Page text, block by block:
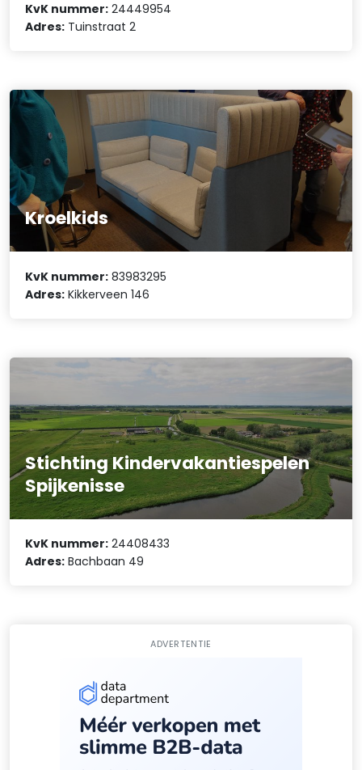
KvK nummer: 24449954
Adres: Tuinstraat 2
Kroelkids
KvK nummer: 83983295
Adres: Kikkerveen 146
Stichting Kindervakantiespelen
Spijkenisse
KvK nummer: 24408433
Adres: Bachbaan 49
ADVERTENTIE